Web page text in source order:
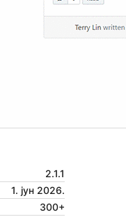
2.1.1
1. јун 2026.
300+